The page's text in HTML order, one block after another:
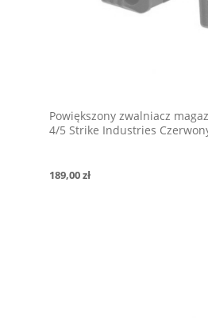
Powiększony zwalniacz
4/5 Strike Industries
189,00 zł